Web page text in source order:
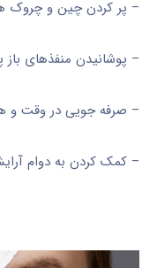
– پر کردن چین و
– پوشانیدن منفذهای
– صرفه جویی در وقت و
– کمک کردن به دوام